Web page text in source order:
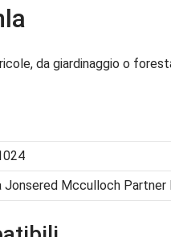
da giardinaggio o
Jonsered Mcculloch Partner